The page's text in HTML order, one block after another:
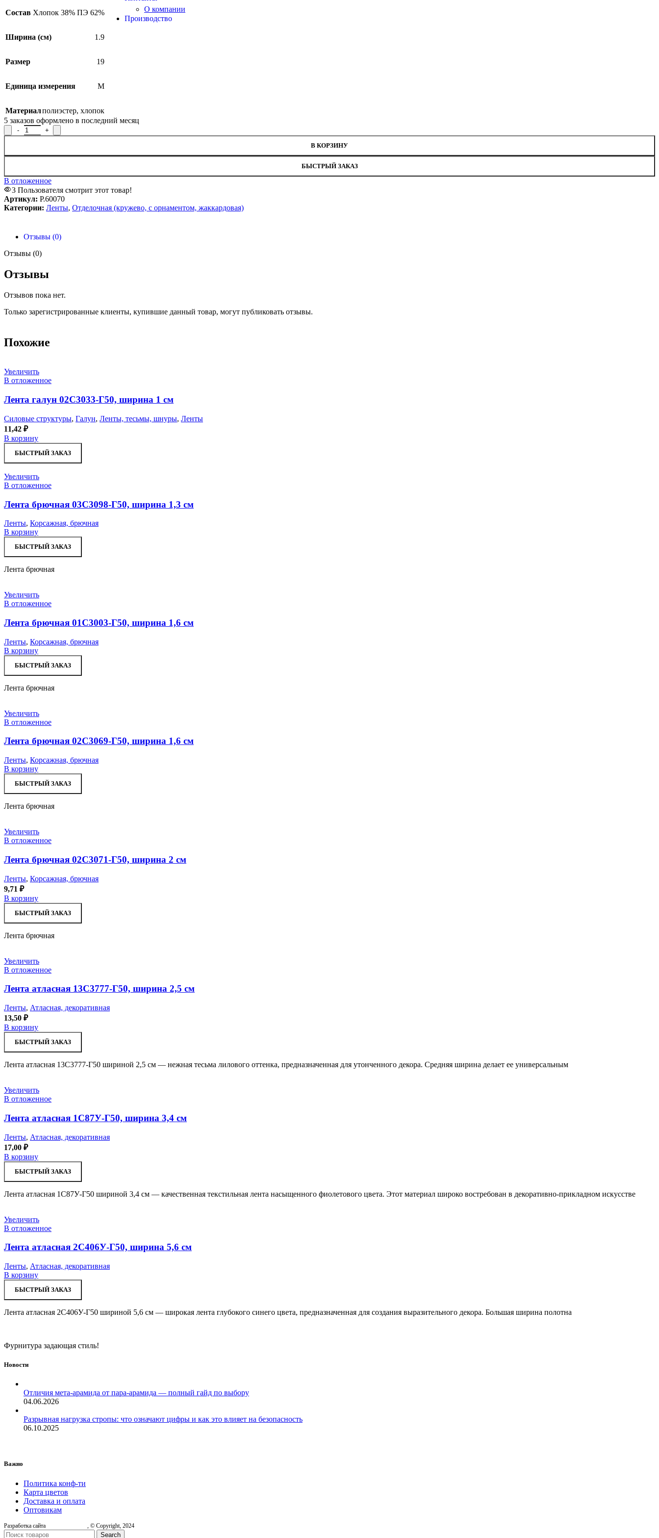
О компании
Производство
Состав Хлопок 38% ПЭ 62%
Ширина (см) 1.9
Размер 19
Единица измерения М
Материалполиэстер, хлопок
5 заказов оформлено в последний месяц
Количество товара Тесьма прикладная Р.60070, ширина 1,9 см
В КОРЗИНУ
БЫСТРЫЙ ЗАКАЗ
В отложенное
3 Пользователя смотрит этот товар!
Артикул: Р.60070
Категории: Ленты, Отделочная (кружево, с орнаментом, жаккардовая)
Отзывы (0)
Отзывы (0)
Отзывы
Отзывов пока нет.
Только зарегистрированные клиенты, купившие данный товар, могут публиковать отзывы.
Похожие
Увеличить
В отложенное
Лента галун 02С3033-Г50, ширина 1 см
Силовые структуры, Галун, Ленты, тесьмы, шнуры, Ленты
11,42 ₽
В корзину
БЫСТРЫЙ ЗАКАЗ
Увеличить
В отложенное
Лента брючная 03С3098-Г50, ширина 1,3 см
Ленты, Корсажная, брючная
В корзину
БЫСТРЫЙ ЗАКАЗ
Лента брючная
Увеличить
В отложенное
Лента брючная 01С3003-Г50, ширина 1,6 см
Ленты, Корсажная, брючная
В корзину
БЫСТРЫЙ ЗАКАЗ
Лента брючная
Увеличить
В отложенное
Лента брючная 02С3069-Г50, ширина 1,6 см
Ленты, Корсажная, брючная
В корзину
БЫСТРЫЙ ЗАКАЗ
Лента брючная
Увеличить
В отложенное
Лента брючная 02С3071-Г50, ширина 2 см
Ленты, Корсажная, брючная
9,71 ₽
В корзину
БЫСТРЫЙ ЗАКАЗ
Лента брючная
Увеличить
В отложенное
Лента атласная 13С3777-Г50, ширина 2,5 см
Ленты, Атласная, декоративная
13,50 ₽
В корзину
БЫСТРЫЙ ЗАКАЗ
Лента атласная 13С3777-Г50 шириной 2,5 см — нежная тесьма лилового оттенка, предназначенная для утонченного декора. Средняя ширина делает ее универсальным
Увеличить
В отложенное
Лента атласная 1С87У-Г50, ширина 3,4 см
Ленты, Атласная, декоративная
17,00 ₽
В корзину
БЫСТРЫЙ ЗАКАЗ
Лента атласная 1С87У-Г50 шириной 3,4 см — качественная текстильная лента насыщенного фиолетового цвета. Этот материал широко востребован в декоративно-прикладном искусстве
Увеличить
В отложенное
Лента атласная 2С406У-Г50, ширина 5,6 см
Ленты, Атласная, декоративная
В корзину
БЫСТРЫЙ ЗАКАЗ
Лента атласная 2С406У-Г50 шириной 5,6 см — широкая лента глубокого синего цвета, предназначенная для создания выразительного декора. Большая ширина полотна
Фурнитура задающая стиль!
Новости
Отличия мета-арамида от пара-арамида — полный гайд по выбору
04.06.2026
Разрывная нагрузка стропы: что означают цифры и как это влияет на безопасность
06.10.2025
Важно
Политика конф-ти
Карта цветов
Доставка и оплата
Оптовикам
Разработка сайта , © Copyright, 2024
Search